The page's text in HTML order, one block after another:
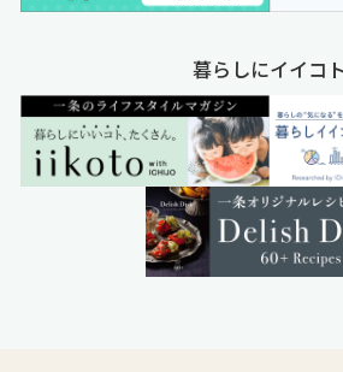
暮らしにイイコト